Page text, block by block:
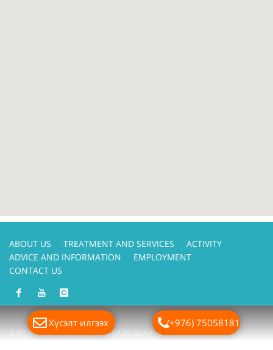
ABOUT US TREATMENT AND SERVICES
ACTIVITY
ADVICE AND INFORMATION
EMPLOYMENT
CONTACT US
©2018 БҮХ ЭРХ ХУУЛИАР ХАМГААЛАГДСАН.
Хүсэлт илгээх (+976) 75058181